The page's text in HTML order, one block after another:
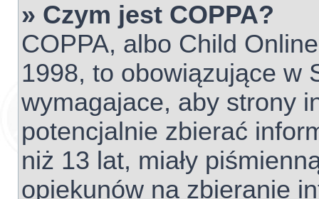
» Czym jest COPPA?
COPPA, albo Child
1998, to obowiązujące w
wymagajace, aby strony
potencjalnie zbierać
niż 13 lat, miały
opiekunów na zbieranie